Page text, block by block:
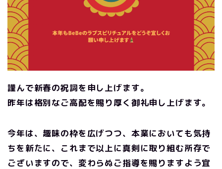
謹んで新春の祝詞を申し上げます。
昨年は格別なご高配を賜り厚く御礼申し上げます。
今年は、趣味の枠を広げつつ、本業においても気持
ちを新たに、 これまで以上に真剣に取り組む所存で
ございますので、 変わらぬご指導を賜りますよう宜